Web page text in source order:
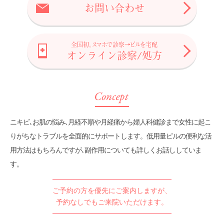
メール相談
オンライン診察/処方 スタッフ募集
ENGLISH
お問い合わせ
全国初。スマホで診察→ピルを宅配
オンライン診察/処方
ニキビ､お肌の悩み､月経不順や月経痛から婦人科健診まで女性に起こ
りがちなトラブルを全面的にサポートします。 低用量ピルの便利な活
用方法はもちろんですが､副作用についても詳しくお話ししていま
す。
ご予約の方を優先にご案内しますが、
予約なしでもご来院いただけます。